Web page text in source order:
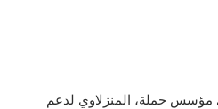
مؤسس حملة، المنزلاوي لدعم